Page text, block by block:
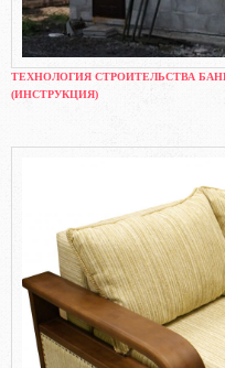
ТЕХНОЛОГИЯ СТРОИТЕЛЬСТВА
(ИНСТРУКЦИЯ)